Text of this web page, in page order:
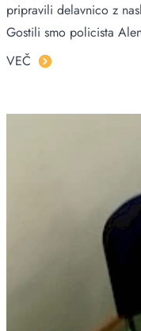
pripravili delavnico z
Gostili smo policista
VEČ